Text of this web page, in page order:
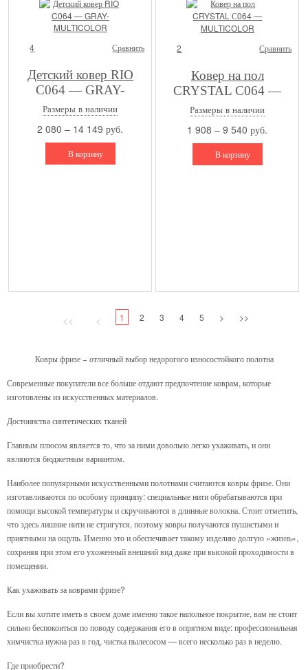
4 Сравнить
Детский ковер RIO
C064 — GRAY-
MULTICOLOR
Размеры в наличии
2 080 – 14 149 руб.
В корзину
2 Сравнить
Ковер на пол
CRYSTAL С064 —
MULTICOLOR
Размеры в наличии
1 908 – 9 540 руб.
В корзину
<< < 1 2 3 4 5 > >>
Ковры фризе − отличный выбор недорогого износостойкого полотна
Современные покупатели все больше отдают предпочтение коврам, которые
изготовлены из искусственных материалов.
Достоинства синтетических тканей
Главным плюсом является то, что за ними довольно легко ухаживать, и они
являются бюджетным вариантом.
Наиболее популярными искусственными полотнами считаются ковры фризе. Они
изготавливаются по особому принципу: специальные нити обрабатываются при
помощи высокой температуры и скручиваются в длинные волокна. Стоит отметить,
что здесь лишние нити не стригутся, поэтому ковры получаются пушистыми и
приятными на ощупь. Именно это и обеспечивает такому изделию долгую «жизнь»,
сохраняя при этом его ухоженный внешний вид даже при высокой проходимости в
помещении.
Как ухаживать за коврами фризе?
Если вы хотите иметь в своем доме именно такое напольное покрытие, вам не стоит
сильно беспокоиться по поводу содержания его в опрятном виде: профессиональная
химчистка нужна раз в год, чистка пылесосом — всего несколько раз в неделю.
Где приобрести?